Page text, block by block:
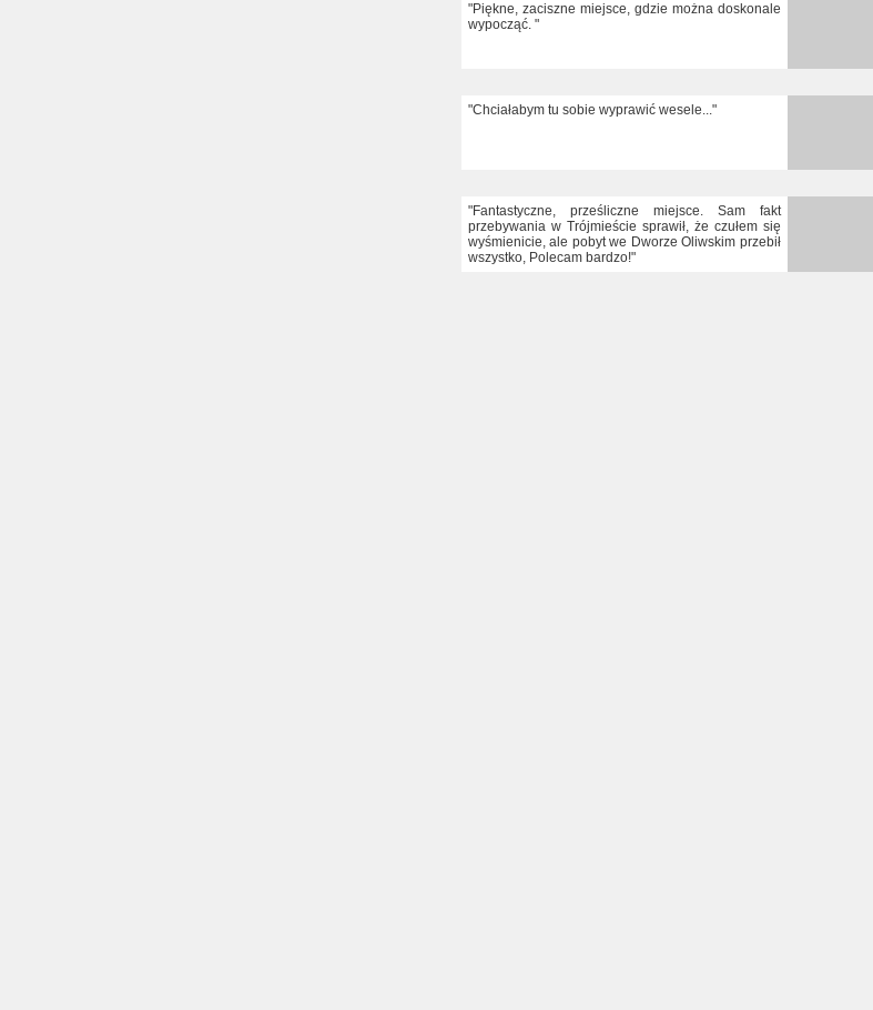
"Piękne, zaciszne miejsce, gdzie można doskonale
wypocząć. "
"Chciałabym tu sobie wyprawić wesele..."
"Fantastyczne, prześliczne miejsce. Sam fakt
przebywania w Trójmieście sprawił, że czułem się
wyśmienicie, ale pobyt we Dworze Oliwskim przebił
wszystko, Polecam bardzo!"